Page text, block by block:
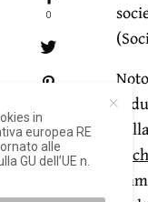
0
in
europea RE
alle
GU dell’UE n.